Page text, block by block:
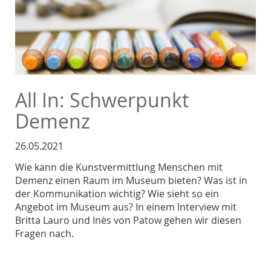
All In: Schwerpunkt
Demenz
26.05.2021
Wie kann die Kunstvermittlung Menschen mit
Demenz einen Raum im Museum bieten? Was ist in
der Kommunikation wichtig? Wie sieht so ein
Angebot im Museum aus? In einem Interview mit
Britta Lauro und Inès von Patow gehen wir diesen
Fragen nach.